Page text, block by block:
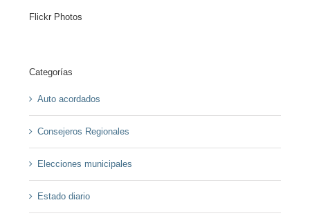
Flickr Photos
Categorías
Auto acordados
Consejeros Regionales
Elecciones municipales
Estado diario